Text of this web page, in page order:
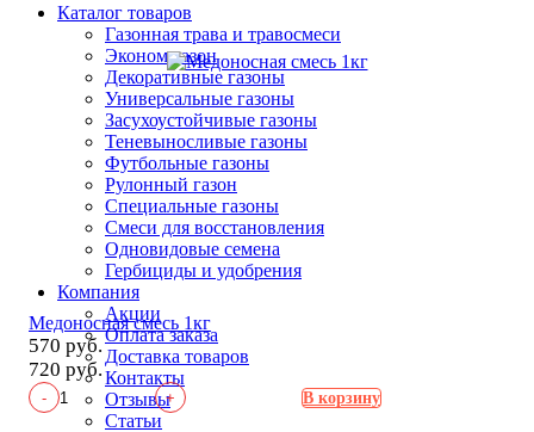
Медоносная смесь 1кг
570 руб.
720 руб.
- + В корзину
Каталог товаров
Газонная трава и травосмеси
Эконом газон
Декоративные газоны
Универсальные газоны
Засухоустойчивые газоны
Теневыносливые газоны
Футбольные газоны
Рулонный газон
Специальные газоны
Смеси для восстановления
Одновидовые семена
Гербициды и удобрения
Компания
Акции
Оплата заказа
Доставка товаров
Контакты
Отзывы
Статьи